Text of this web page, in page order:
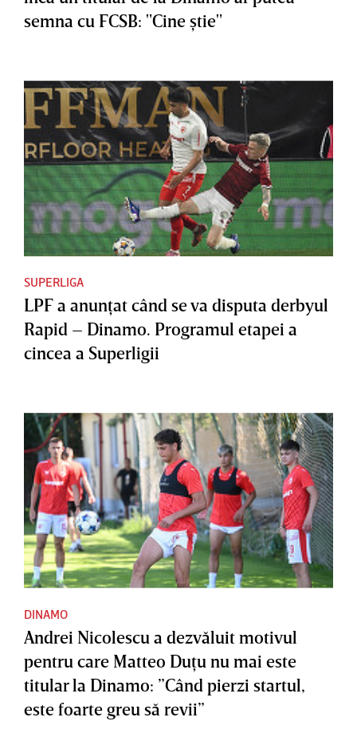
semna cu FCSB: "Cine ştie"
SUPERLIGA
LPF a anunţat când se va disputa derbyul
Rapid – Dinamo. Programul etapei a
cincea a Superligii
DINAMO
Andrei Nicolescu a dezvăluit motivul
pentru care Matteo Duţu nu mai este
titular la Dinamo: ”Când pierzi startul,
este foarte greu să revii”